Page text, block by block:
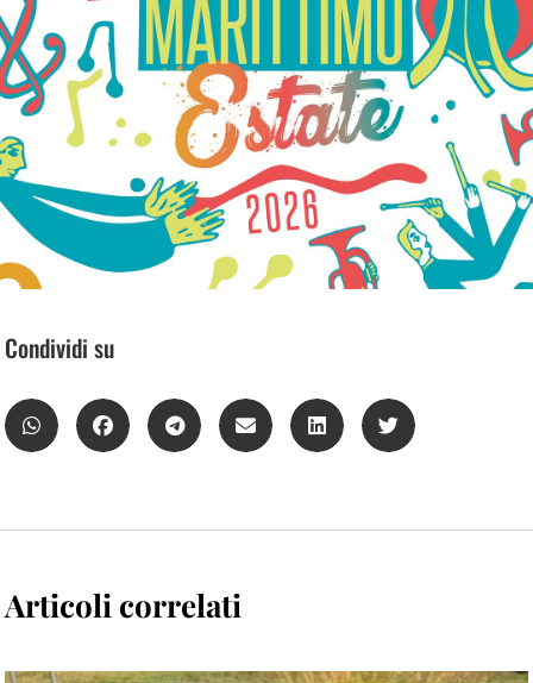
Condividi su
Articoli correlati